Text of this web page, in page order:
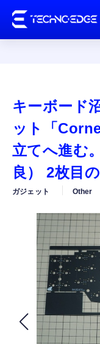
キーボード
ット「
立てへ進む
良） 2枚目
ガジェット Other